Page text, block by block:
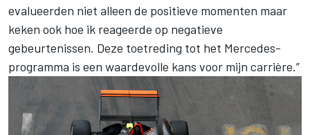
evalueerden niet alleen de positieve momenten maar
keken ook hoe ik reageerde op negatieve
gebeurtenissen. Deze toetreding tot het Mercedes-
programma is een waardevolle kans voor mijn carrière.”